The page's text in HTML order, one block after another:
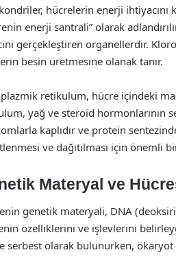
hücrelerin enerji ihtiyacını
enerji santrali” olarak
gerçekleştiren organellerdir.
besin üretmesine olanak tanır.
retikulum, hücre içindeki
yağ ve steroid hormonlarının
kaplıdır ve protein
ve dağıtılması için önemli
Materyal ve
genetik materyali, DNA
özelliklerini ve işlevlerini
serbest olarak bulunurken, ökaryot